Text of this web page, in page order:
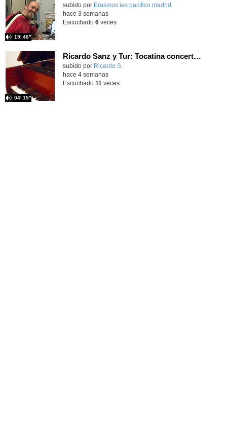
subido por Erasmus ies pacifico madrid
15′ 46″
hace 3 semanas
Escuchado 6veces
Ricardo Sanz y Tur: Tocatina concertante al aire español
subido por Ricardo S.
04′ 15″
hace 4 semanas
Escuchado 11 veces